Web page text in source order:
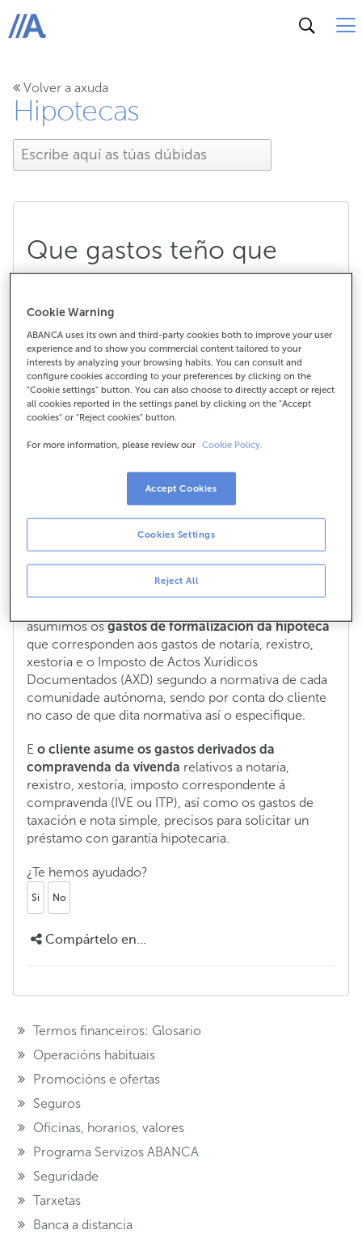
ABANCA
Volver a axuda
Hipotecas
Que gastos teño que
cales asume ABANCA?
Que gastos teño que asumir nunha
hipoteca e cales asume ABANCA?
vivenda, en ABANCA ofrecémosche ashipotecas
con diferentes formas de pago para
que escollas a que mellor se adapte á túa situación.
Aconsellámoste que realicesunha simulaciónpara
obter todos os datos e gastos asociados, tanto os
asumimos osgastos de formalización da hipoteca
que corresponden aos gastos de notaría, rexistro,
xestoría e o Imposto de Actos Xurídicos
Documentados (AXD) segundo a normativa de cada
comunidade autónoma, sendo por conta do cliente
no caso de que dita normativa así o especifique.
E o cliente asume os gastos derivados da
compravenda da vivenda relativos a notaría,
rexistro, xestoría, imposto correspondente á
compravenda (IVE ou ITP), así como os gastos de
taxación e nota simple, precisos para solicitar un
préstamo con garantía hipotecaria.
¿Te hemos ayudado?
Si No
Compártelo en...
Termos financeiros: Glosario
Operacións habituais
Promocións e ofertas
Seguros
Oficinas, horarios, valores
Programa Servizos ABANCA
Seguridade
Tarxetas
Banca a distancia
Cookie Warning
ABANCA uses its own and third-party cookies both to improve your user
experience and to show you commercial content tailored to your
interests by analyzing your browsing habits. You can consult and
configure cookies according to your preferences by clicking on the
"Cookie settings" button. You can also choose to directly accept or reject
all cookies reported in the settings panel by clicking on the "Accept
cookies" or "Reject cookies" button.
For more information, please review our Cookie Policy.
Reject All
Cookies Settings
Accept Cookies